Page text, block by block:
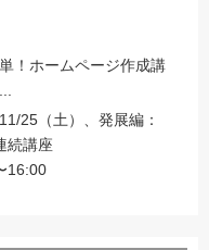
！ホームページ作成講
25（土）、発展編：
続講座
16:00